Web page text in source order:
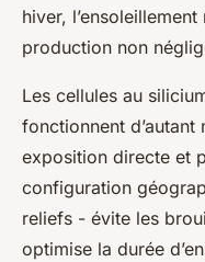
hiver,
production non
Les cellules au
fonctionnent d’autant
exposition directe et
configuration
reliefs - évite les
optimise la durée